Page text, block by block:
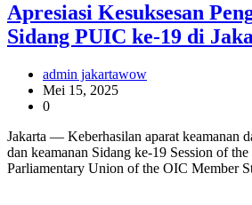
Apresiasi Kesuksesan
Sidang PUIC ke-19 di
admin jakartawow
Mei 15, 2025
0
Jakarta — Keberhasilan aparat keamanan
dan keamanan Sidang ke-19 Session of
Parliamentary Union of the OIC Member